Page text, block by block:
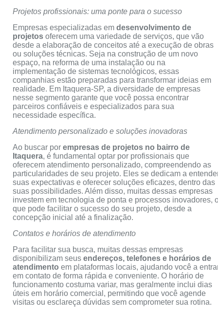
Projetos profissionais: uma ponte para o sucesso
Empresas especializadas emdesenvolvimento de
projetos oferecem uma variedade de serviços, que vão
desde a elaboração de conceitos até a execução de obras
ou soluções técnicas. Seja na construção de um novo
espaço, na reforma de uma instalação ou na
implementação de sistemas tecnológicos, essas
companhias estão preparadas para transformar ideias em
realidade. Em Itaquera-SP, a diversidade de empresas
nesse segmento garante que você possa encontrar
parceiros confiáveis e especializados para sua
necessidade específica.
Atendimento personalizado e soluções inovadoras
Ao buscar porempresas de projetos no bairro de
Itaquera, é fundamental optar por profissionais que
oferecem atendimento personalizado, compreendendo as
particularidades de seu projeto. Eles se dedicam a
suas expectativas e oferecer soluções eficazes, dentro das
suas possibilidades. Além disso, muitas dessas empresas
investem em tecnologia de ponta e processos inovadores,
que pode facilitar o sucesso do seu projeto, desde a
concepção inicial até a finalização.
Contatos e horários de atendimento
Para facilitar sua busca, muitas dessas empresas
disponibilizam seusendereços, telefones e horários de
atendimento em plataformas locais, ajudando você a
em contato de forma rápida e conveniente. O horário de
funcionamento costuma variar, mas geralmente inclui dias
úteis em horário comercial, permitindo que você agende
visitas ou esclareça dúvidas sem comprometer sua rotina.